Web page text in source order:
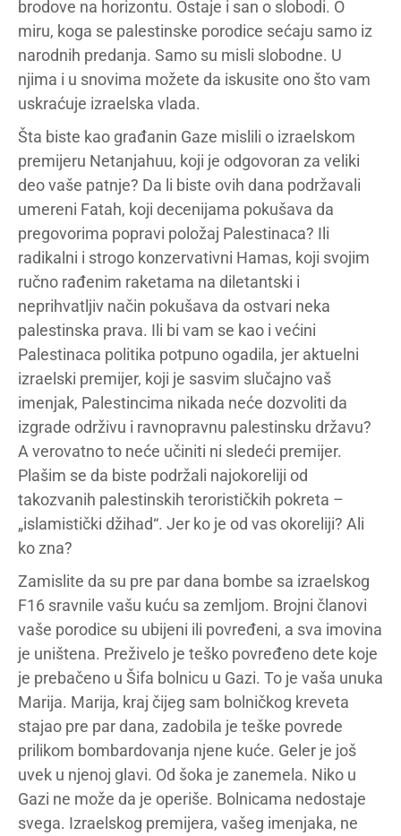
brodove na horizontu. Ostaje i san o slobodi. O
miru, koga se palestinske porodice sećaju samo iz
narodnih predanja. Samo su misli slobodne. U
njima i u snovima možete da iskusite ono što vam
uskraćuje izraelska vlada.
Šta biste kao građanin Gaze mislili o izraelskom
premijeru Netanjahuu, koji je odgovoran za veliki
deo vaše patnje? Da li biste ovih dana podržavali
umereni Fatah, koji decenijama pokušava da
pregovorima popravi položaj Palestinaca? Ili
radikalni i strogo konzervativni Hamas, koji svojim
ručno rađenim raketama na diletantski i
neprihvatljiv način pokušava da ostvari neka
palestinska prava. Ili bi vam se kao i većini
Palestinaca politika potpuno ogadila, jer aktuelni
izraelski premijer, koji je sasvim slučajno vaš
imenjak, Palestincima nikada neće dozvoliti da
izgrade održivu i ravnopravnu palestinsku državu?
A verovatno to neće učiniti ni sledeći premijer.
Plašim se da biste podržali najokoreliji od
takozvanih palestinskih terorističkih pokreta –
„islamistički džihad“. Jer ko je od vas okoreliji? Ali
ko zna?
Zamislite da su pre par dana bombe sa izraelskog
F16 sravnile vašu kuću sa zemljom. Brojni članovi
vaše porodice su ubijeni ili povređeni, a sva imovina
je uništena. Preživelo je teško povređeno dete koje
je prebačeno u Šifa bolnicu u Gazi. To je vaša unuka
Marija. Marija, kraj čijeg sam bolničkog kreveta
stajao pre par dana, zadobila je teške povrede
prilikom bombardovanja njene kuće. Geler je još
uvek u njenoj glavi. Od šoka je zanemela. Niko u
Gazi ne može da je operiše. Bolnicama nedostaje
svega. Izraelskog premijera, vašeg imenjaka, ne